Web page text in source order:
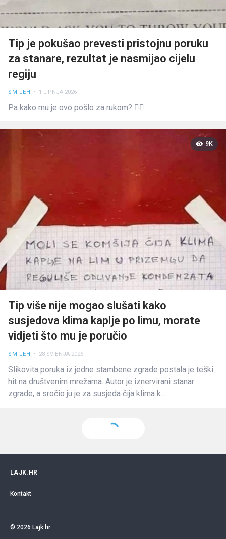
Tip je pokušao prevesti pristojnu poruku
za stanare, rezultat je nasmijao cijelu
regiju
SMIJEH • 1 LIPNJA 2026
Pa kako mu je ovo pošlo za rukom? 🤦‍♂️
9K
Tip više nije mogao slušati kako
susjedova klima kaplje po limu, morate
vidjeti što mu je poručio
SMIJEH • 28 SVIBNJA 2026
Slikovita poruka iz jedne stambene zgrade postala je teški
hit na društvenim mrežama. Autor je iznervirani stanar
zgrade, a sročio ju je za susjeda čija klima k...
LAJK.HR
Kontakt
© 2026 Lajk.hr